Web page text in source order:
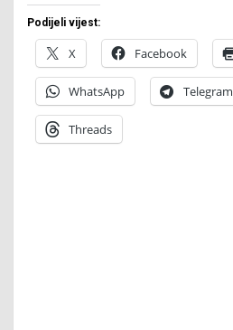
Podijeli vijest:
X Facebook
WhatsApp Telegram
Threads